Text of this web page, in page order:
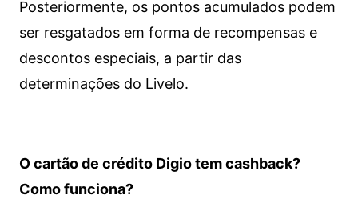
Posteriormente, os pontos acumulados podem
ser resgatados em forma de recompensas e
descontos especiais, a partir das
determinações do Livelo.
O cartão de crédito Digio tem cashback?
Como funciona?